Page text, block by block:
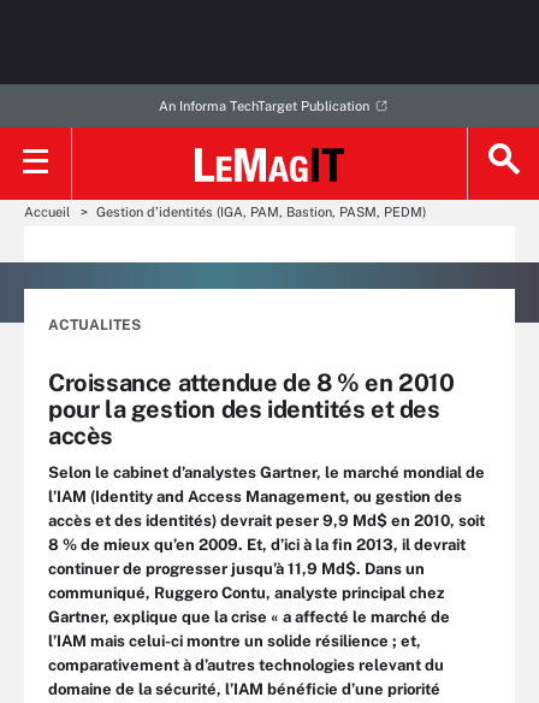
An Informa TechTarget Publication
Accueil Gestion d’identités (IGA, PAM, Bastion, PASM, PEDM)
ACTUALITES
Croissance attendue de 8 % en 2010
pour la gestion des identités et des
accès
Selon le cabinet d’analystes Gartner, le marché mondial de
l’IAM (Identity and Access Management, ou gestion des
accès et des identités) devrait peser 9,9 Md$ en 2010, soit
8 % de mieux qu’en 2009. Et, d’ici à la fin 2013, il devrait
continuer de progresser jusqu’à 11,9 Md$. Dans un
communiqué, Ruggero Contu, analyste principal chez
Gartner, explique que la crise « a affecté le marché de
l’IAM mais celui-ci montre un solide résilience ; et,
comparativement à d’autres technologies relevant du
domaine de la sécurité, l’IAM bénéficie d’une priorité